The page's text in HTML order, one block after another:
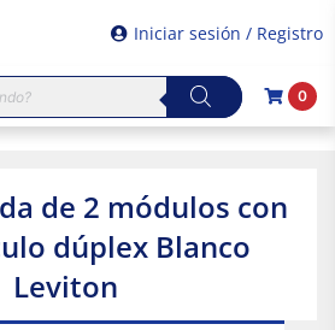
Iniciar sesión / Registro
0
de 2 módulos con
dúplex Blanco
Leviton